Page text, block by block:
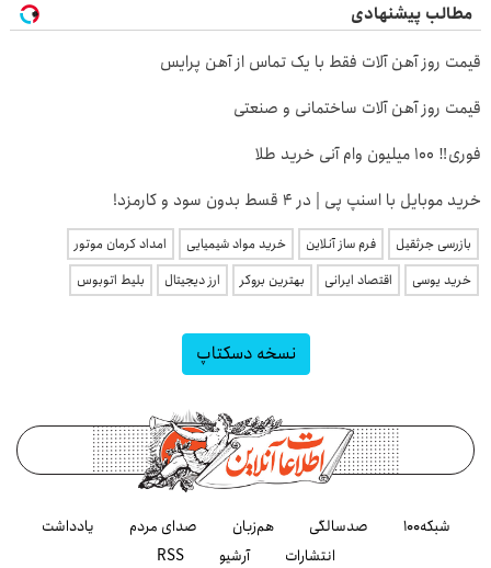
مطالب پیشنهادی
قیمت روز آهن آلات فقط با یک تماس از آهن پرایس
قیمت روز آهن آلات ساختمانی و صنعتی
فوری‼️ 100 میلیون وام آنی خرید طلا
خرید موبایل با اسنپ پی | در ۴ قسط بدون سود و کارمزد!
بازرسی جرثقیل فرم ساز آنلاین خرید مواد شیمیایی
امداد کرمان موتور
خرید یوسی
اقتصاد ایرانی بهترین بروکر ارز دیجیتال بلیط اتوبوس
نسخه دسکتاپ
شبکه۱۰۰ صدسالگی هم‌زبان صدای مردم
یادداشت
انتشارات
آرشیو RSS